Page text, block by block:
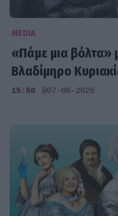
MEDIA
«Πάμε μια βόλτα»
Βλαδίμηρο
15:50 @07-06-2026